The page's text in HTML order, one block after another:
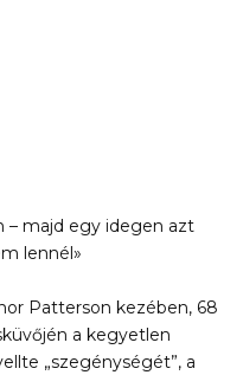
– majd egy idegen azt
lennél»
Patterson kezében, 68
a kegyetlen
„szegénységét”, a